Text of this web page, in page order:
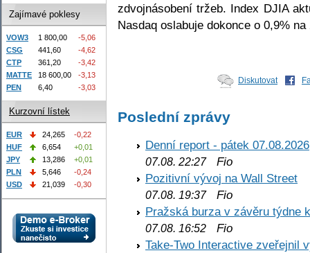
zdvojnásobení tržeb. Index DJIA
Nasdaq oslabuje dokonce o 0,9% na
Diskutovat
Poslední zprávy
Denní report - pátek 07.08.2026
07.08. 22:27Fio
Pozitivní vývoj na Wall Street
07.08. 19:37Fio
Pražská burza v závěru týdne
07.08. 16:52 Fio
Take-Two Interactive zveřejnil
Zajímavé poklesy
VOW3 1 800,00
-5,06
CSG
441,60
-4,62
CTP
361,20
-3,42
MATTE
18 600,00
-3,13
PEN
6,40 -3,03
Kurzovní lístek
EUR 24,265
-0,22
HUF
6,654
+0,01
JPY
13,286
+0,01
PLN
5,646
-0,24
USD
21,039 -0,30